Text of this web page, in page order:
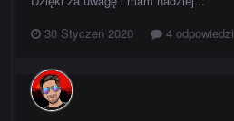
30 Styczeń 2020
4 odpowiedzi